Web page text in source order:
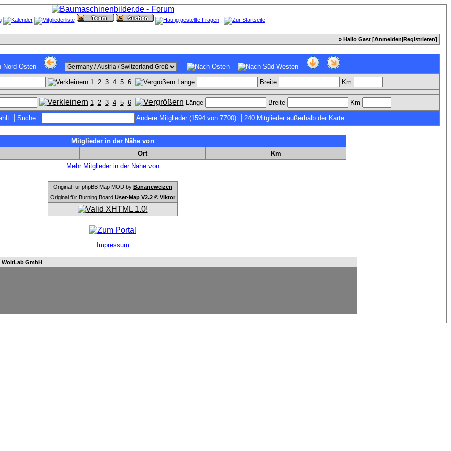
» Hallo Gast [Anmelden|Registrieren]
1 2 3 4 5 6 Länge Breite Km
1 2 3 4 5 6 Länge Breite Km
Suche Andere Mitglieder (1594 von 7700) 240 Mitglieder außerhalb der Karte
Mitglieder in der Nähe von
Ort
Km
Mehr Mitglieder in der Nähe von
Original für phpBB Map MOD by Bananeweizen
Original für Burning Board User-Map V2.2 © Viktor
Impressum
WoltLab GmbH